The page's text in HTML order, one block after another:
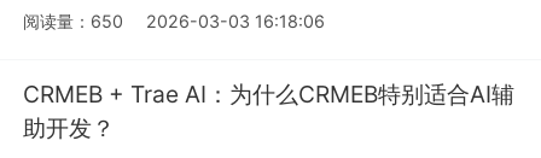
阅读量：650 2026-03-03 16:18:06
CRMEB + Trae AI：为什么CRMEB特别适合AI辅
助开发？